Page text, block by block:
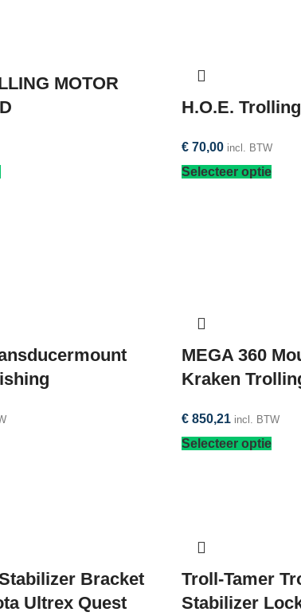
MOTOR
H.O.E.
€ 70,00 incl. BTW
Selecteer optie
MEGA 360
Kraken
€ 850,21 incl. BTW
Selecteer optie
Bracket
Ultrex Quest
Troll-Tamer
Stabilizer